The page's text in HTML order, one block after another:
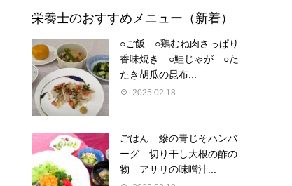
栄養士のおすすめメニュー（新着）
○ご飯 ○鶏むね肉さっぱり
香味焼き ○鮭じゃが ○た
たき胡瓜の昆布...
2025.02.18
ごはん 鰺の青じそハンバ
ーグ 切り干し大根の酢の
物 アサリの味噌汁...